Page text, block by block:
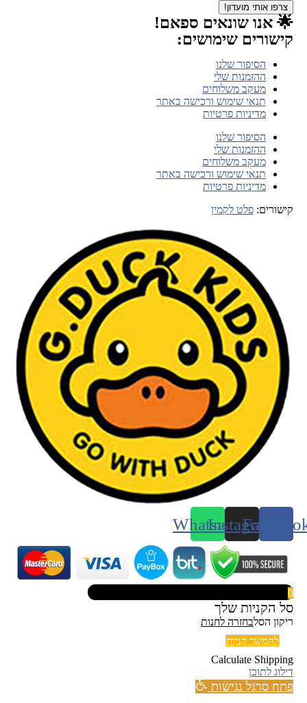
צרפו אותי מועדון!
🌟 אנו שונאים ספאם!
קישורים שימושים:
הסיפור שלנו
ההזמנות שלי
מעקב משלוחים
תנאי שימוש ורכישה באתר
מדיניות פרטיות
הסיפור שלנו
ההזמנות שלי
מעקב משלוחים
תנאי שימוש ורכישה באתר
מדיניות פרטיות
קישורים: פלט לקמין
Instagram
Whatsapp
0
סל הקניות שלך
ריקון הסלבחזרה לחנות
להמשך קניות
Calculate Shipping
דילוג לתוכן
פתח סרגל נגישות